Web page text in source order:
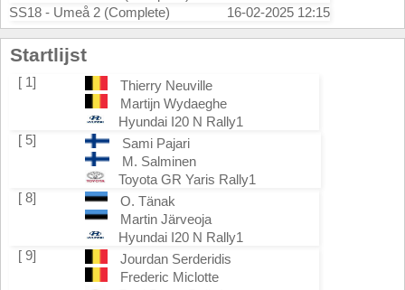
SS18 - Umeå 2 (Complete)
16-02-2025 12:15
Startlijst
[ 1]
Thierry Neuville
Martijn Wydaeghe
Hyundai I20 N Rally1
[ 5]
Sami Pajari
M. Salminen
Toyota GR Yaris Rally1
[ 8]
O. Tänak
Martin Järveoja
Hyundai I20 N Rally1
[ 9]
Jourdan Serderidis
Frederic Miclotte